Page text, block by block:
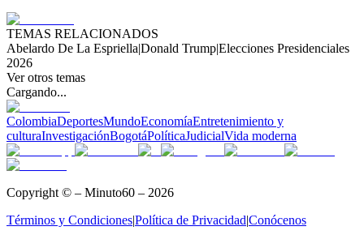
TEMAS RELACIONADOS
Abelardo De La Espriella|Donald Trump|Elecciones Presidenciales
2026
Ver otros temas
Cargando...
ColombiaDeportesMundoEconomíaEntretenimiento y
culturaInvestigaciónBogotáPolíticaJudicialVida moderna
Copyright © – Minuto60 – 2026
Términos y Condiciones|Política de Privacidad|Conócenos